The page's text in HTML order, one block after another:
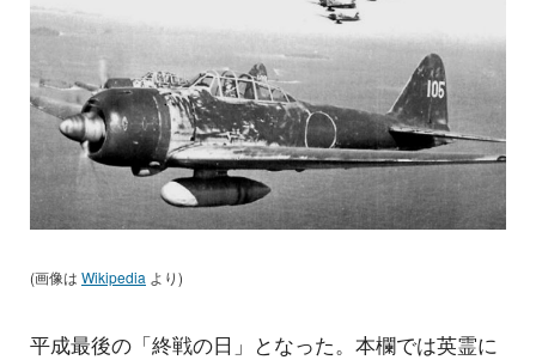
(画像は Wikipedia より)
平成最後の「終戦の日」となった。本欄では英霊に